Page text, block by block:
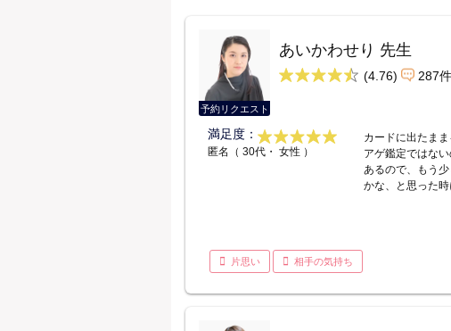
予約リクエスト
あいかわせり 先生
(4.76) 287件
満足度：
匿名（ 30代・ 女性 ）
カードに出たま
アゲ鑑定ではな
あるので、もう
かな、と思った
片思い 相手の気持ち